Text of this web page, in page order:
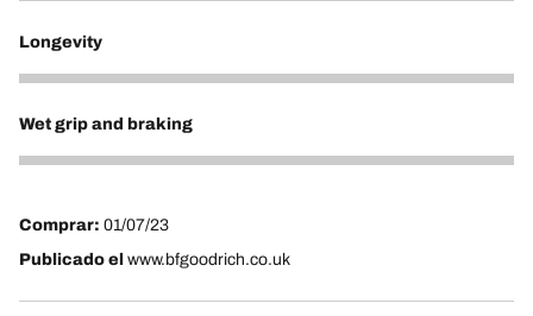
5
Longevity
5
Wet grip and braking
4
Comprar: 01/07/23
Publicado el www.bfgoodrich.co.uk